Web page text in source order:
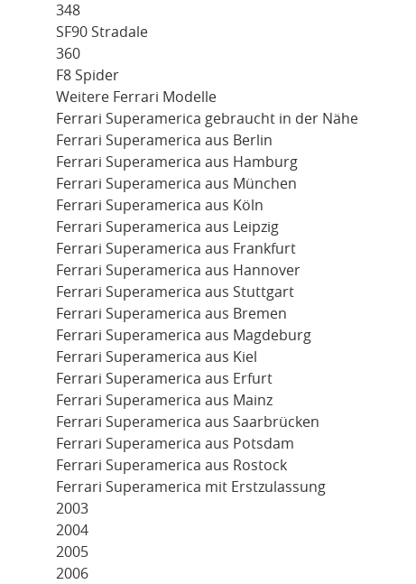
348
SF90 Stradale
360
F8 Spider
Weitere Ferrari Modelle
Ferrari Superamerica gebraucht in der Nähe
Ferrari Superamerica aus Berlin
Ferrari Superamerica aus Hamburg
Ferrari Superamerica aus München
Ferrari Superamerica aus Köln
Ferrari Superamerica aus Leipzig
Ferrari Superamerica aus Frankfurt
Ferrari Superamerica aus Hannover
Ferrari Superamerica aus Stuttgart
Ferrari Superamerica aus Bremen
Ferrari Superamerica aus Magdeburg
Ferrari Superamerica aus Kiel
Ferrari Superamerica aus Erfurt
Ferrari Superamerica aus Mainz
Ferrari Superamerica aus Saarbrücken
Ferrari Superamerica aus Potsdam
Ferrari Superamerica aus Rostock
Ferrari Superamerica mit Erstzulassung
2003
2004
2005
2006